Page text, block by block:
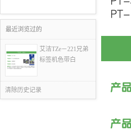
最近浏览过的
艾洁TZe－221兄弟
标签机色带白
清除历史记录